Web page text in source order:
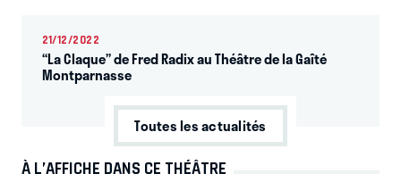
21/12/2022
“La Claque” de Fred Radix au Théâtre de la Gaîté
Montparnasse
Toutes les actualités
À L’AFFICHE DANS CE THÉÂTRE